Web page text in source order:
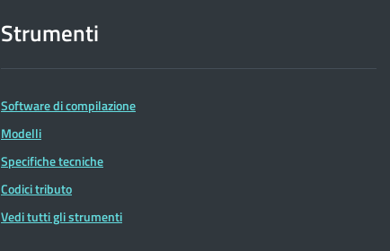
Strumenti
Software di compilazione
Modelli
Specifiche tecniche
Codici tributo
Vedi tutti gli strumenti